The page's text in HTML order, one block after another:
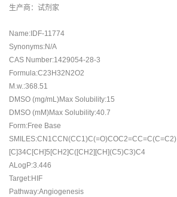
生产商：试剂家
Name:IDF-11774
Synonyms:N/A
CAS Number:1429054-28-3
Formula:C23H32N2O2
M.w.:368.51
DMSO (mg/mL)Max Solubility:15
DMSO (mM)Max Solubility:40.7
Form:Free Base
SMILES:CN1CCN(CC1)C(=O)COC2=CC=C(C=C2)
[C]34C[CH]5[CH2]C([CH2][CH](C5)C3)C4
ALogP:3.446
Target:HIF
Pathway:Angiogenesis